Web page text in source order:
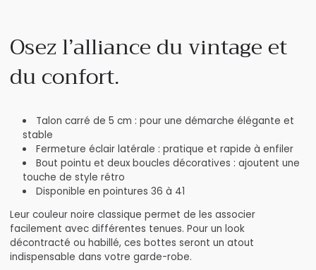
Osez l’alliance du vintage et
du confort.
Talon carré de 5 cm : pour une démarche élégante et
stable
Fermeture éclair latérale : pratique et rapide à enfiler
Bout pointu et deux boucles décoratives : ajoutent une
touche de style rétro
Disponible en pointures 36 à 41
Leur couleur noire classique permet de les associer
facilement avec différentes tenues. Pour un look
décontracté ou habillé, ces bottes seront un atout
indispensable dans votre garde-robe.